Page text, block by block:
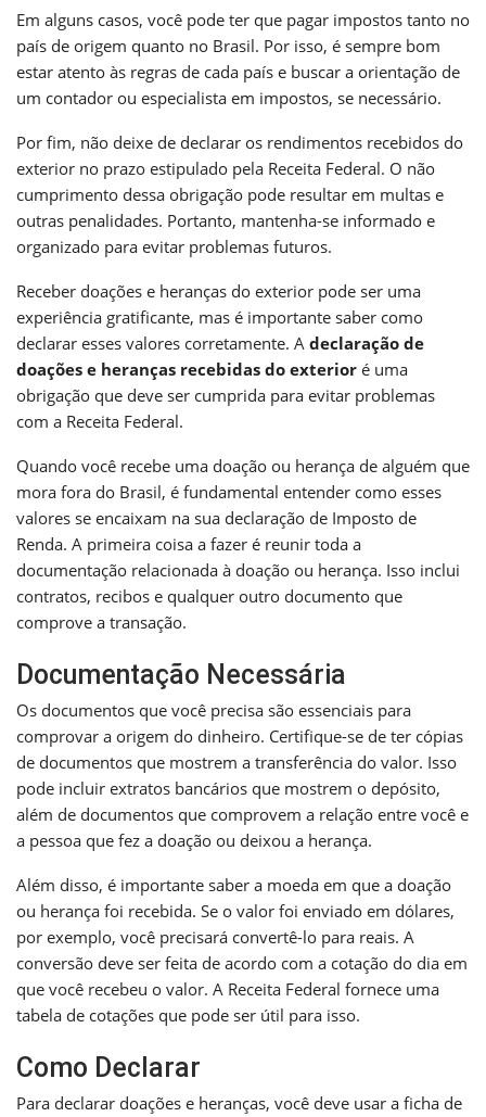
Em alguns casos, você pode ter que pagar impostos tanto no
país de origem quanto no Brasil. Por isso, é sempre bom
estar atento às regras de cada país e buscar a orientação de
um contador ou especialista em impostos, se necessário.
Por fim, não deixe de declarar os rendimentos recebidos do
exterior no prazo estipulado pela Receita Federal. O não
cumprimento dessa obrigação pode resultar em multas e
outras penalidades. Portanto, mantenha-se informado e
organizado para evitar problemas futuros.
Receber doações e heranças do exterior pode ser uma
experiência gratificante, mas é importante saber como
declarar esses valores corretamente. A declaração de
doações e heranças recebidas do exterior é uma
obrigação que deve ser cumprida para evitar problemas
com a Receita Federal.
Quando você recebe uma doação ou herança de alguém que
mora fora do Brasil, é fundamental entender como esses
valores se encaixam na sua declaração de Imposto de
Renda. A primeira coisa a fazer é reunir toda a
documentação relacionada à doação ou herança. Isso inclui
contratos, recibos e qualquer outro documento que
comprove a transação.
Documentação Necessária
Os documentos que você precisa são essenciais para
comprovar a origem do dinheiro. Certifique-se de ter cópias
de documentos que mostrem a transferência do valor. Isso
pode incluir extratos bancários que mostrem o depósito,
além de documentos que comprovem a relação entre você e
a pessoa que fez a doação ou deixou a herança.
Além disso, é importante saber a moeda em que a doação
ou herança foi recebida. Se o valor foi enviado em dólares,
por exemplo, você precisará convertê-lo para reais. A
conversão deve ser feita de acordo com a cotação do dia em
que você recebeu o valor. A Receita Federal fornece uma
tabela de cotações que pode ser útil para isso.
Como Declarar
Para declarar doações e heranças, você deve usar a ficha de